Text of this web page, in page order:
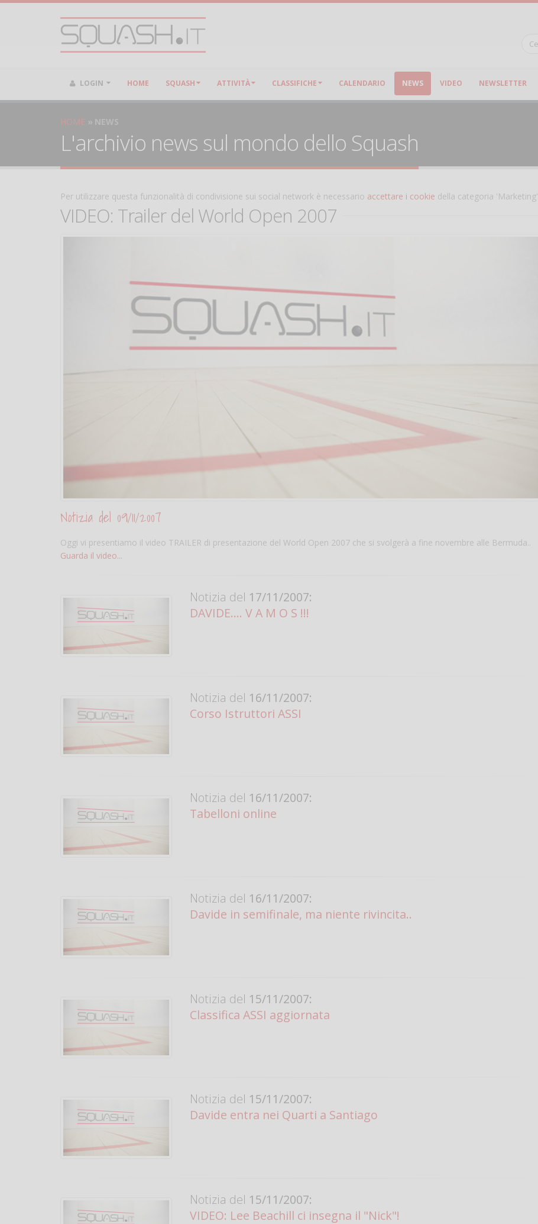
LOGIN HOME SQUASH ATTIVITÀ CLASSIFICHE CALENDARIO NEWS VIDEO NEWSLETTER
HOME NEWS
L'archivio news sul mondo dello Squash
Per utilizzare questa funzionalità di condivisione sui social network è necessario accettare i cookie della categoria 'Marketing'
VIDEO: Trailer del World Open 2007
Notizia del 09/11/2007
Oggi vi presentiamo il video TRAILER di presentazione del World Open 2007 che si svolgerà a fine novembre alle Bermuda..
Guarda il video...
Notizia del 17/11/2007:
DAVIDE.... V A M O S !!!
Notizia del 16/11/2007:
Corso Istruttori ASSI
Notizia del 16/11/2007:
Tabelloni online
Notizia del 16/11/2007:
Davide in semifinale, ma niente rivincita..
Notizia del 15/11/2007:
Classifica ASSI aggiornata
Notizia del 15/11/2007:
Davide entra nei Quarti a Santiago
Notizia del 15/11/2007:
VIDEO: Lee Beachill ci insegna il "Nick"!